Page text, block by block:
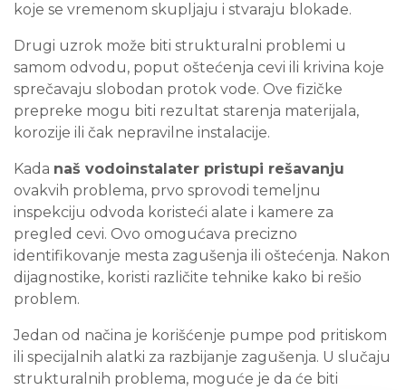
koje se vremenom skupljaju i stvaraju blokade.
Drugi uzrok može biti strukturalni problemi u
samom odvodu, poput oštećenja cevi ili krivina koje
sprečavaju slobodan protok vode. Ove fizičke
prepreke mogu biti rezultat starenja materijala,
korozije ili čak nepravilne instalacije.
Kada naš vodoinstalater pristupi rešavanju
ovakvih problema, prvo sprovodi temeljnu
inspekciju odvoda koristeći alate i kamere za
pregled cevi. Ovo omogućava precizno
identifikovanje mesta zagušenja ili oštećenja. Nakon
dijagnostike, koristi različite tehnike kako bi rešio
problem.
Jedan od načina je korišćenje pumpe pod pritiskom
ili specijalnih alatki za razbijanje zagušenja. U slučaju
strukturalnih problema, moguće je da će biti